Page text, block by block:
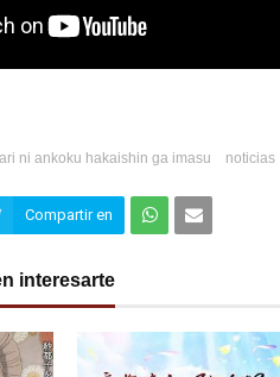
ni ankoku hakaishin ga imasu noticias
Compartir en
en
What
por
Email
interesarte